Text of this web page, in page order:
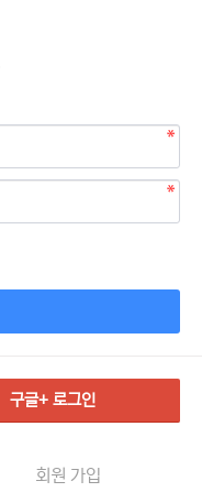
구글+ 로그인
회원 가입